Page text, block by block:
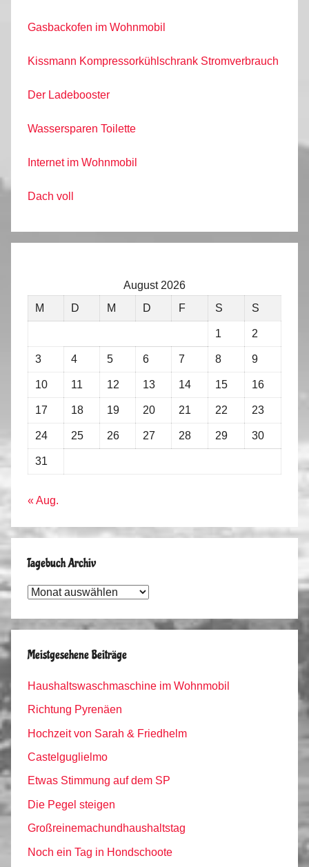
Gasbackofen im Wohnmobil
Kissmann Kompressorkühlschrank Stromverbrauch
Der Ladebooster
Wassersparen Toilette
Internet im Wohnmobil
Dach voll
August 2026
M
D M D F S S
1 2
3 4 5 6 7 8 9
10 11 12 13 14 15 16
17 18 19 20 21 22 23
24 25 26 27 28 29 30
31
« Aug.
Tagebuch Archiv
Tagebuch
Meistgesehene Beiträge
Haushaltswaschmaschine im Wohnmobil
Richtung Pyrenäen
Hochzeit von Sarah & Friedhelm
Castelguglielmo
Etwas Stimmung auf dem SP
Die Pegel steigen
Großreinemachundhaushaltstag
Noch ein Tag in Hondschoote